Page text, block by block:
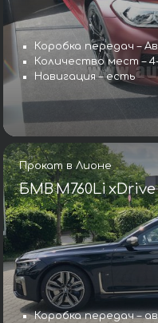
Коробка передач –
Количество мест –
Навигация – есть
Прокат в Лионе
БМВ M760Li xDrive
Коробка передач –